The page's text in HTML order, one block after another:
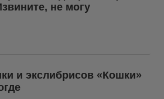
не могу
и экслибрисов «Кошки»